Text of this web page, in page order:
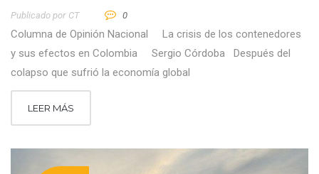
Publicado por CT 0
Columna de Opinión Nacional La crisis de los contenedores
y sus efectos en Colombia Sergio Córdoba Después del
colapso que sufrió la economía global
LEER MÁS